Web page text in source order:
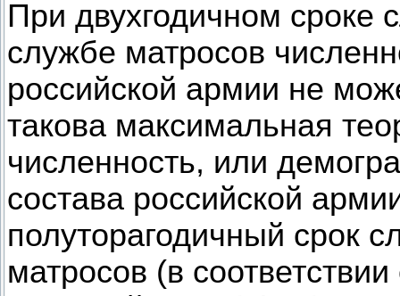
При двухгодичном сроке
службе матросов
российской армии не
такова максимальная
численность, или
состава российской
полуторагодичный срок
матросов (в